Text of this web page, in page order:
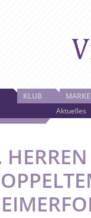
Aktuelles
KLUB